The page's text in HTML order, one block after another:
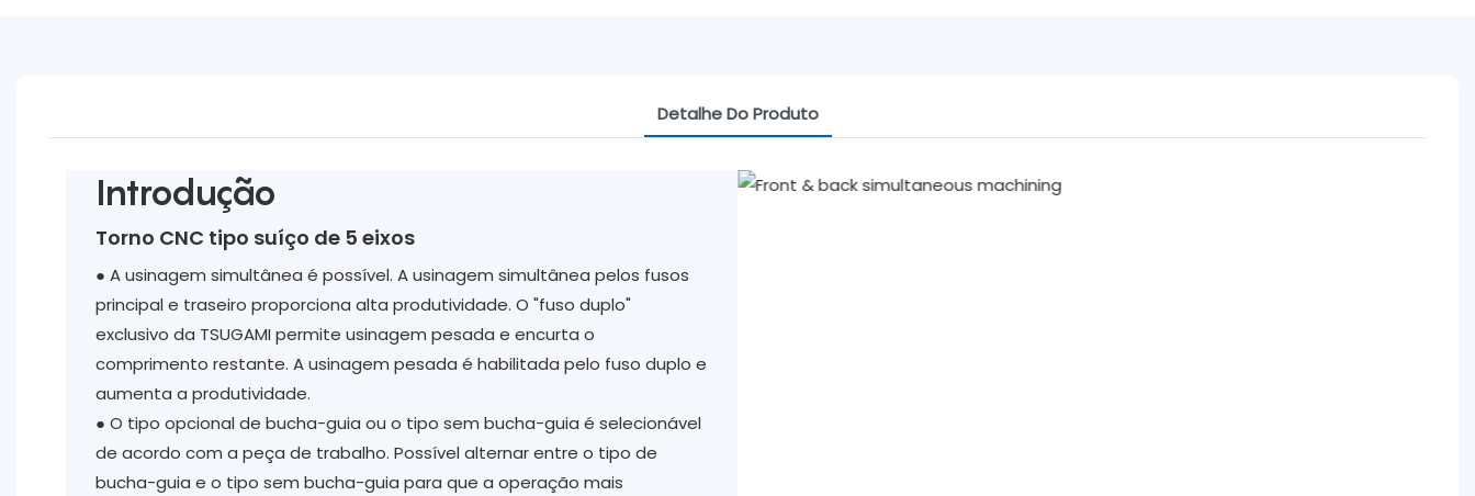
Detalhe Do Produto
Introdução
Torno CNC tipo suíço de 5 eixos
● A usinagem simultânea é possível. A usinagem simultânea pelos fusos
principal e traseiro proporciona alta produtividade. O "fuso duplo"
exclusivo da TSUGAMI permite usinagem pesada e encurta o
comprimento restante. A usinagem pesada é habilitada pelo fuso duplo e
aumenta a produtividade.
● O tipo opcional de bucha-guia ou o tipo sem bucha-guia é selecionável
de acordo com a peça de trabalho. Possível alternar entre o tipo de
bucha-guia e o tipo sem bucha-guia para que a operação mais